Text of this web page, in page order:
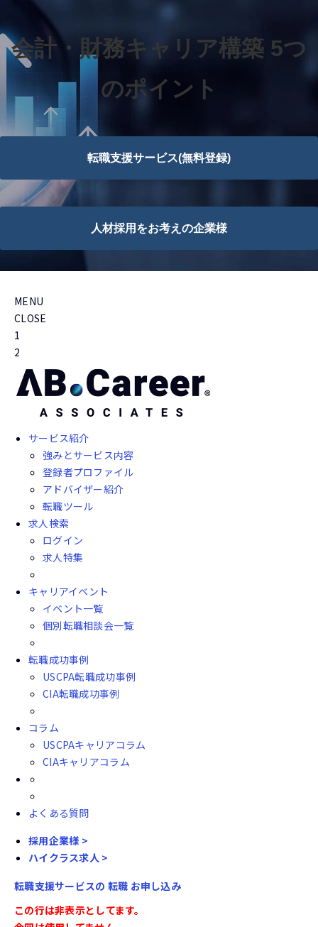
会計・財務キャリア構築 5つ
のポイント
転職支援サービス(無料登録)
人材採用をお考えの企業様
MENU
CLOSE
1
2
サービス紹介
強みとサービス内容
登録者プロファイル
アドバイザー紹介
転職ツール
求人検索
ログイン
求人特集
キャリアイベント
イベント一覧
個別転職相談会一覧
転職成功事例
USCPA転職成功事例
CIA転職成功事例
コラム
USCPAキャリアコラム
CIAキャリアコラム
よくある質問
採用企業様 >
ハイクラス求人 >
転職支援サービスの 転職 お申し込み
この行は非表示としてます。